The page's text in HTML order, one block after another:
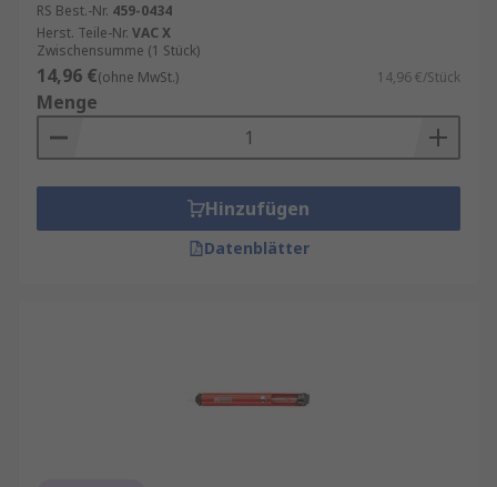
RS Best.-Nr. 459-0434
Herst. Teile-Nr. VAC X
Zwischensumme (1 Stück)
14,96 €(ohne MwSt.) 14,96 €/Stück
Menge
Hinzufügen
Datenblätter